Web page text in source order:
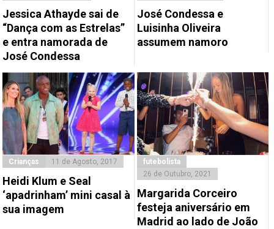
Jessica Athayde sai de
“Dança com as Estrelas”
e entra namorada de
José Condessa
José Condessa e
Luisinha Oliveira
assumem namoro
Crianças 11 de Agosto, 2017
Heidi Klum e Seal
‘apadrinham’ mini casal à
sua imagem
futebolista
26 de Outubro, 2021
Margarida Corceiro
festeja aniversário em
Madrid ao lado de João